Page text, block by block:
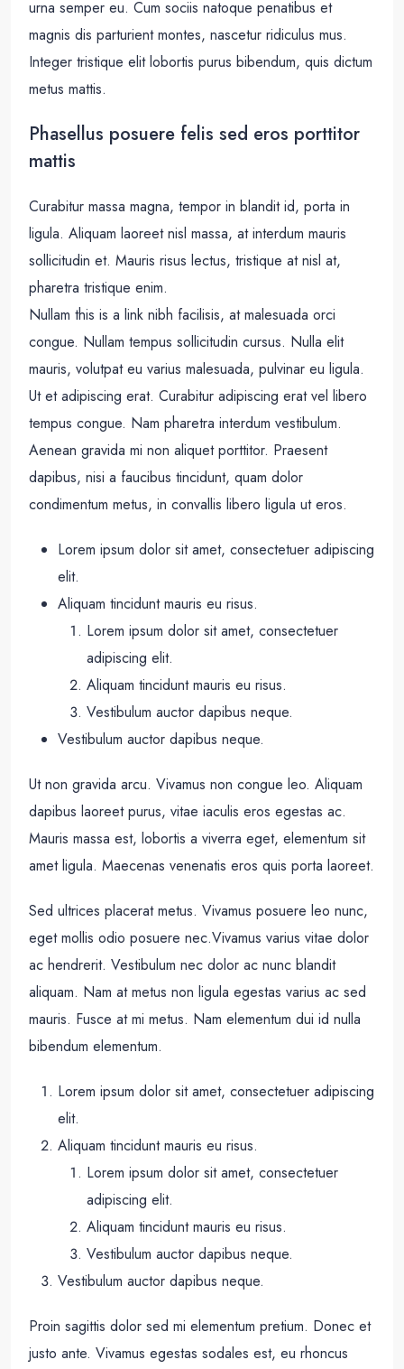
urna semper eu. Cum sociis natoque penatibus et
magnis dis parturient montes, nascetur ridiculus mus.
Integer tristique elit lobortis purus bibendum, quis dictum
metus mattis.
Phasellus posuere felis sed eros porttitor
mattis
Curabitur massa magna, tempor in blandit id, porta in
ligula. Aliquam laoreet nisl massa, at interdum mauris
sollicitudin et. Mauris risus lectus, tristique at nisl at,
pharetra tristique enim.
Nullam this is a link nibh facilisis, at malesuada orci
congue. Nullam tempus sollicitudin cursus. Nulla elit
mauris, volutpat eu varius malesuada, pulvinar eu ligula.
Ut et adipiscing erat. Curabitur adipiscing erat vel libero
tempus congue. Nam pharetra interdum vestibulum.
Aenean gravida mi non aliquet porttitor. Praesent
dapibus, nisi a faucibus tincidunt, quam dolor
condimentum metus, in convallis libero ligula ut eros.
Lorem ipsum dolor sit amet, consectetuer adipiscing
elit.
Aliquam tincidunt mauris eu risus.
Lorem ipsum dolor sit amet, consectetuer
adipiscing elit.
Aliquam tincidunt mauris eu risus.
Vestibulum auctor dapibus neque.
Vestibulum auctor dapibus neque.
Ut non gravida arcu. Vivamus non congue leo. Aliquam
dapibus laoreet purus, vitae iaculis eros egestas ac.
Mauris massa est, lobortis a viverra eget, elementum sit
amet ligula. Maecenas venenatis eros quis porta laoreet.
Sed ultrices placerat metus. Vivamus posuere leo nunc,
eget mollis odio posuere nec.Vivamus varius vitae dolor
ac hendrerit. Vestibulum nec dolor ac nunc blandit
aliquam. Nam at metus non ligula egestas varius ac sed
mauris. Fusce at mi metus. Nam elementum dui id nulla
bibendum elementum.
Lorem ipsum dolor sit amet, consectetuer adipiscing
elit.
Aliquam tincidunt mauris eu risus.
Lorem ipsum dolor sit amet, consectetuer
adipiscing elit.
Aliquam tincidunt mauris eu risus.
Vestibulum auctor dapibus neque.
Vestibulum auctor dapibus neque.
Proin sagittis dolor sed mi elementum pretium. Donec et
justo ante. Vivamus egestas sodales est, eu rhoncus